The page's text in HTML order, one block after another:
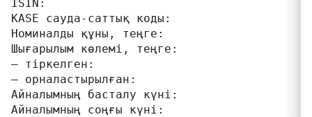
ISIN:
KASE сауда-саттық коды:
Номиналды құны, теңге:                    1
Шығарылым көлемі, теңге:
– тіркелген:                              244
– орналастырылған:
Айналымның басталу күні:
Айналымның соңғы күні: